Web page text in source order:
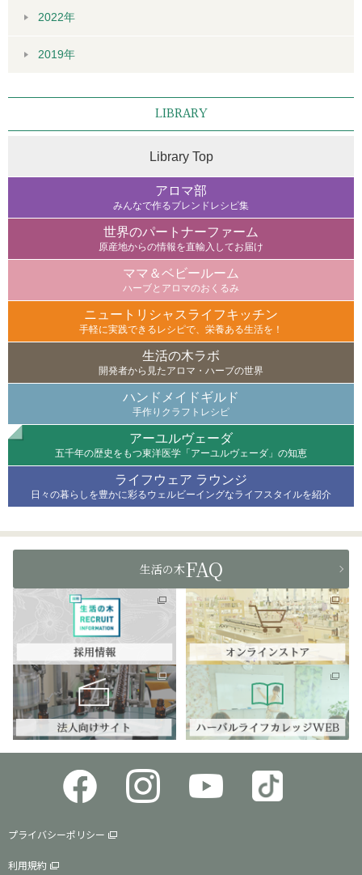
2022年
2019年
LIBRARY
Library Top
アロマ部
みんなで作るブレンドレシピ集
世界のパートナーファーム
原産地からの情報を直輸入してお届け
ママ＆ベビールーム
ハーブとアロマのおくるみ
ニュートリシャスライフキッチン
手軽に実践できるレシピで、栄養ある生活を！
生活の木ラボ
開発者から見たアロマ・ハーブの世界
ハンドメイドギルド
手作りクラフトレシピ
アーユルヴェーダ
五千年の歴史をもつ東洋医学「アーユルヴェーダ」の知恵
ライフウェア ラウンジ
日々の暮らしを豊かに彩るウェルビーイングなライフスタイルを紹介
生活の木FAQ
プライバシーポリシー
利用規約